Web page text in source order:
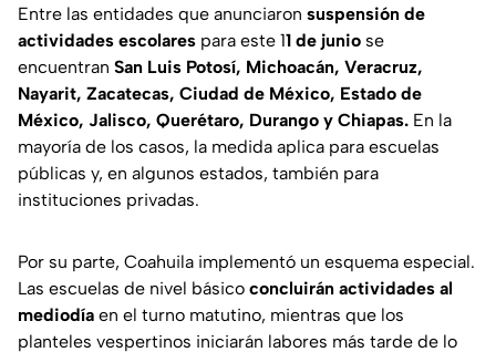
Entre las entidades que anunciaron suspensión de
actividades escolares para este 11 de junio se
encuentran San Luis Potosí, Michoacán, Veracruz,
Nayarit, Zacatecas, Ciudad de México, Estado de
México, Jalisco, Querétaro, Durango y Chiapas. En la
mayoría de los casos, la medida aplica para escuelas
públicas y, en algunos estados, también para
instituciones privadas.
Por su parte, Coahuila implementó un esquema especial.
Las escuelas de nivel básico concluirán actividades al
mediodía en el turno matutino, mientras que los
planteles vespertinos iniciarán labores más tarde de lo